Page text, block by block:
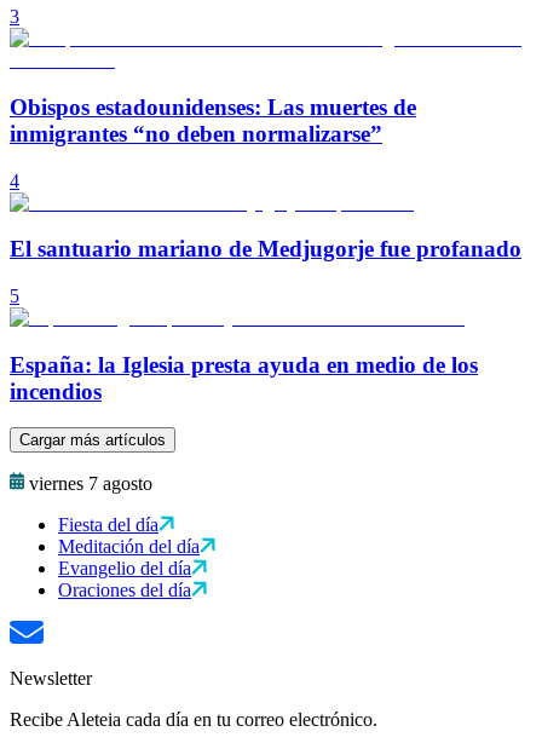
3
Obispos estadounidenses: Las muertes de
inmigrantes “no deben normalizarse”
4
El santuario mariano de Medjugorje fue profanado
5
España: la Iglesia presta ayuda en medio de los
incendios
Cargar más artículos
viernes 7 agosto
Fiesta del día
Meditación del día
Evangelio del día
Oraciones del día
Newsletter
Recibe Aleteia cada día en tu correo electrónico.